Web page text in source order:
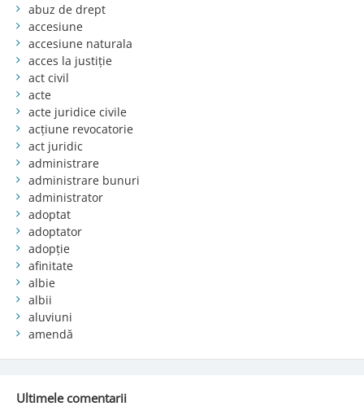
abuz de drept
accesiune
accesiune naturala
acces la justiție
act civil
acte
acte juridice civile
acțiune revocatorie
act juridic
administrare
administrare bunuri
administrator
adoptat
adoptator
adopție
afinitate
albie
albii
aluviuni
amendă
Ultimele comentarii